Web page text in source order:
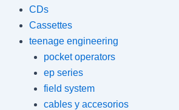
CDs
Cassettes
teenage engineering
pocket operators
ep series
field system
cables y accesorios